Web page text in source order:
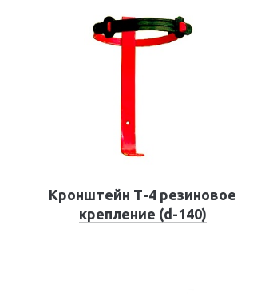
Кронштейн Т-4 резиновое
крепление (d-140)